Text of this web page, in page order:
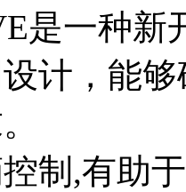
是一种新
计，能
制,有助